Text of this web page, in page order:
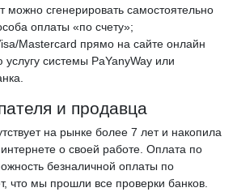
можно сгенерировать самостоятельно
оплаты «по счету»;
Mastercard прямо на сайте онлайн
услугу системы PaYanyWay или
и продавца
на рынке более 7 лет и накопила
о своей работе. Оплата по
безналичной оплаты по
что мы прошли все проверки банков.